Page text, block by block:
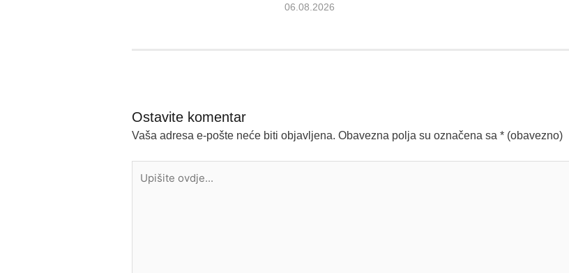
06.08.2026
Ostavite komentar
Vaša adresa e-pošte neće biti objavljena. Obavezna polja su označena sa * (obavezno)
ovdje...